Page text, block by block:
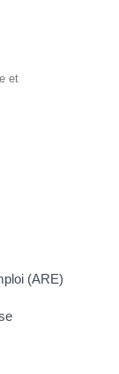
et
(ARE)